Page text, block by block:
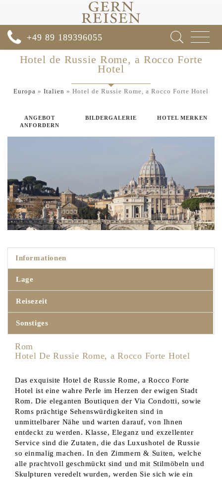
Toggle
+49 89 189396055
Hotel de Russie Rome, a Rocco Forte
Hotel
Europa » Italien » Hotel de Russie Rome, a Rocco Forte Hotel
ANGEBOT
ANFORDERN
BILDERGALERIE HOTEL MERKEN
Informationen
Lage
Reisezeit
Sonstiges
Rom
Hotel De Russie Rome, a Rocco Forte Hotel
Das exquisite Hotel de Russie Rome, a Rocco Forte
Hotel ist eine wahre Perle im Herzen der ewigen Stadt
Rom. Die eleganten Boutiquen der Via Condotti, sowie
Roms prächtige Sehenswürdigkeiten sind in
unmittelbarer Nähe und warten darauf, von Ihnen
entdeckt zu werden. Klasse, Eleganz und exzellenter
Service sind die Zutaten, die das Luxushotel de Russie
so einmalig machen. In den Zimmern & Suiten, welche
alle prachtvoll geschmückt sind und mit Stilmöbeln und
Skulpturen veredelt wurden, werden Sie sich wie ein